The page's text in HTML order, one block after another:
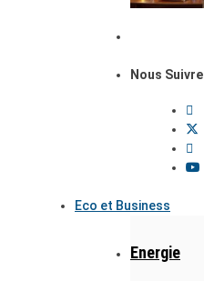
Nous Suivre
Eco et Business
Energie